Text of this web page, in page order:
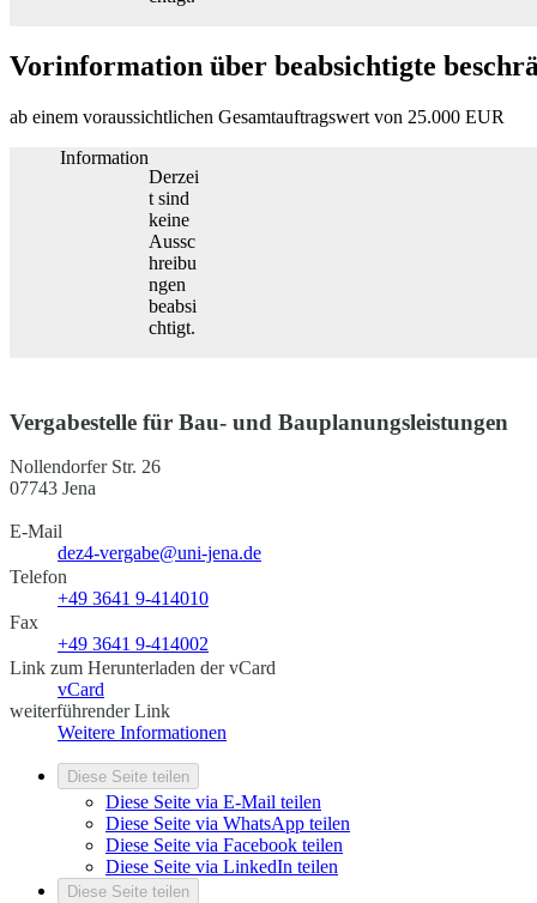
Vorinformation über beabsichtigte
ab einem voraussichtlichen Gesamtauftragswert von 25.000 EUR
Information
Derzei
t sind
keine
Aussc
hreibu
ngen
beabsi
chtigt.
Vergabestelle für Bau- und Bauplanungsleistungen
Nollendorfer Str. 26
07743 Jena
E-Mail
dez4-vergabe@uni-jena.de
Telefon
+49 3641 9-414010
Fax
+49 3641 9-414002
Link zum Herunterladen der vCard
vCard
weiterführender Link
Weitere Informationen
Diese Seite teilen
Diese Seite via E-Mail teilen
Diese Seite via WhatsApp teilen
Diese Seite via Facebook teilen
Diese Seite via LinkedIn teilen
Diese Seite teilen